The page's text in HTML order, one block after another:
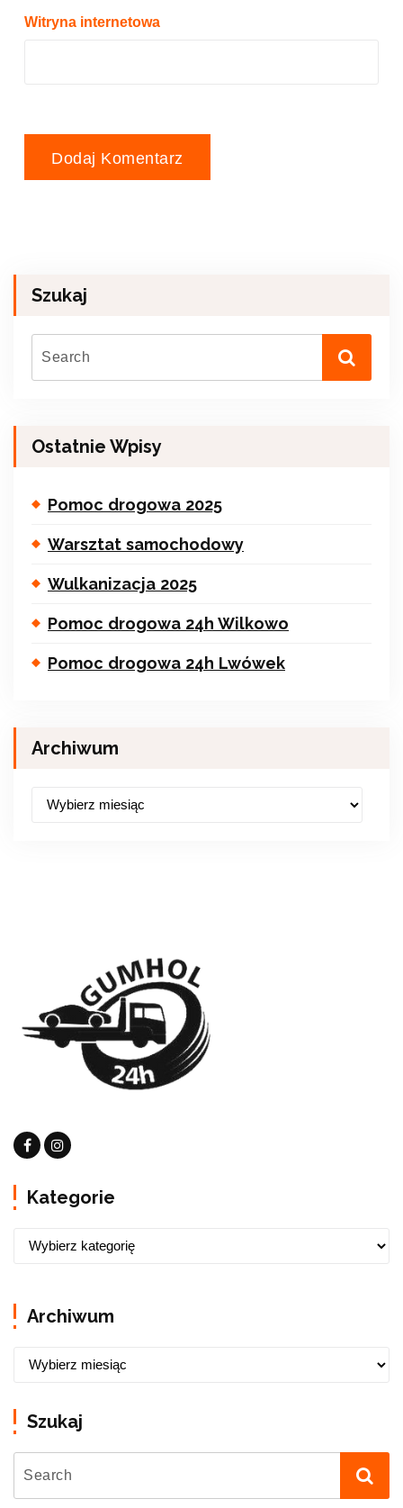
Witryna internetowa
Szukaj
Ostatnie Wpisy
Pomoc drogowa 2025
Warsztat samochodowy
Wulkanizacja 2025
Pomoc drogowa 24h Wilkowo
Pomoc drogowa 24h Lwówek
Archiwum
Kategorie
Archiwum
Szukaj